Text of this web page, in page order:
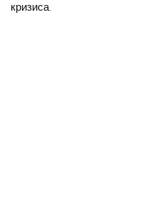
кризиса.